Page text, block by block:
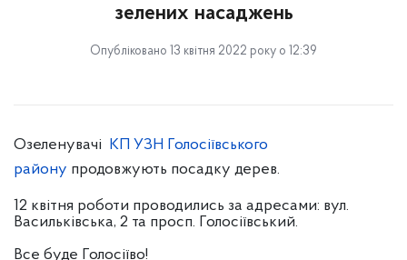
зелених насаджень
Опубліковано 13 квітня 2022 року о 12:39
Озеленувачі КП УЗН Голосіївського
району продовжують посадку дерев.
12 квітня роботи проводились за адресами: вул.
Василькiвська, 2 та просп. Голосіївський.
Все буде Голосіїво!